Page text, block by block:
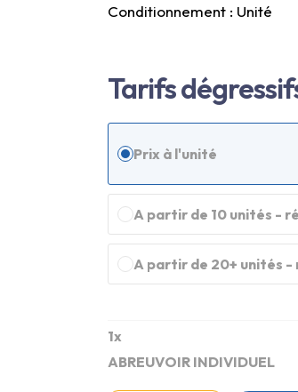
Conditionnement : Unité
Tarifs
Prix à l'unité
A partir de 10 unités -
A partir de 20+ unités -
1x
ABREUVOIR INDIVIDUEL